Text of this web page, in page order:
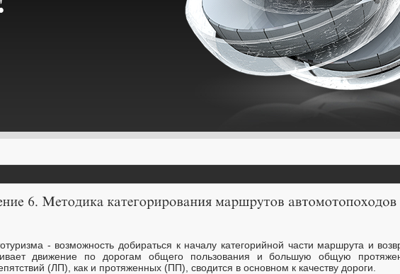
- возможность добираться к началу категорийной части маршрута и
движение по дорогам общего пользования и большую общую
(ЛП), как и протяженных (ПП), сводится в основном к качеству дороги.